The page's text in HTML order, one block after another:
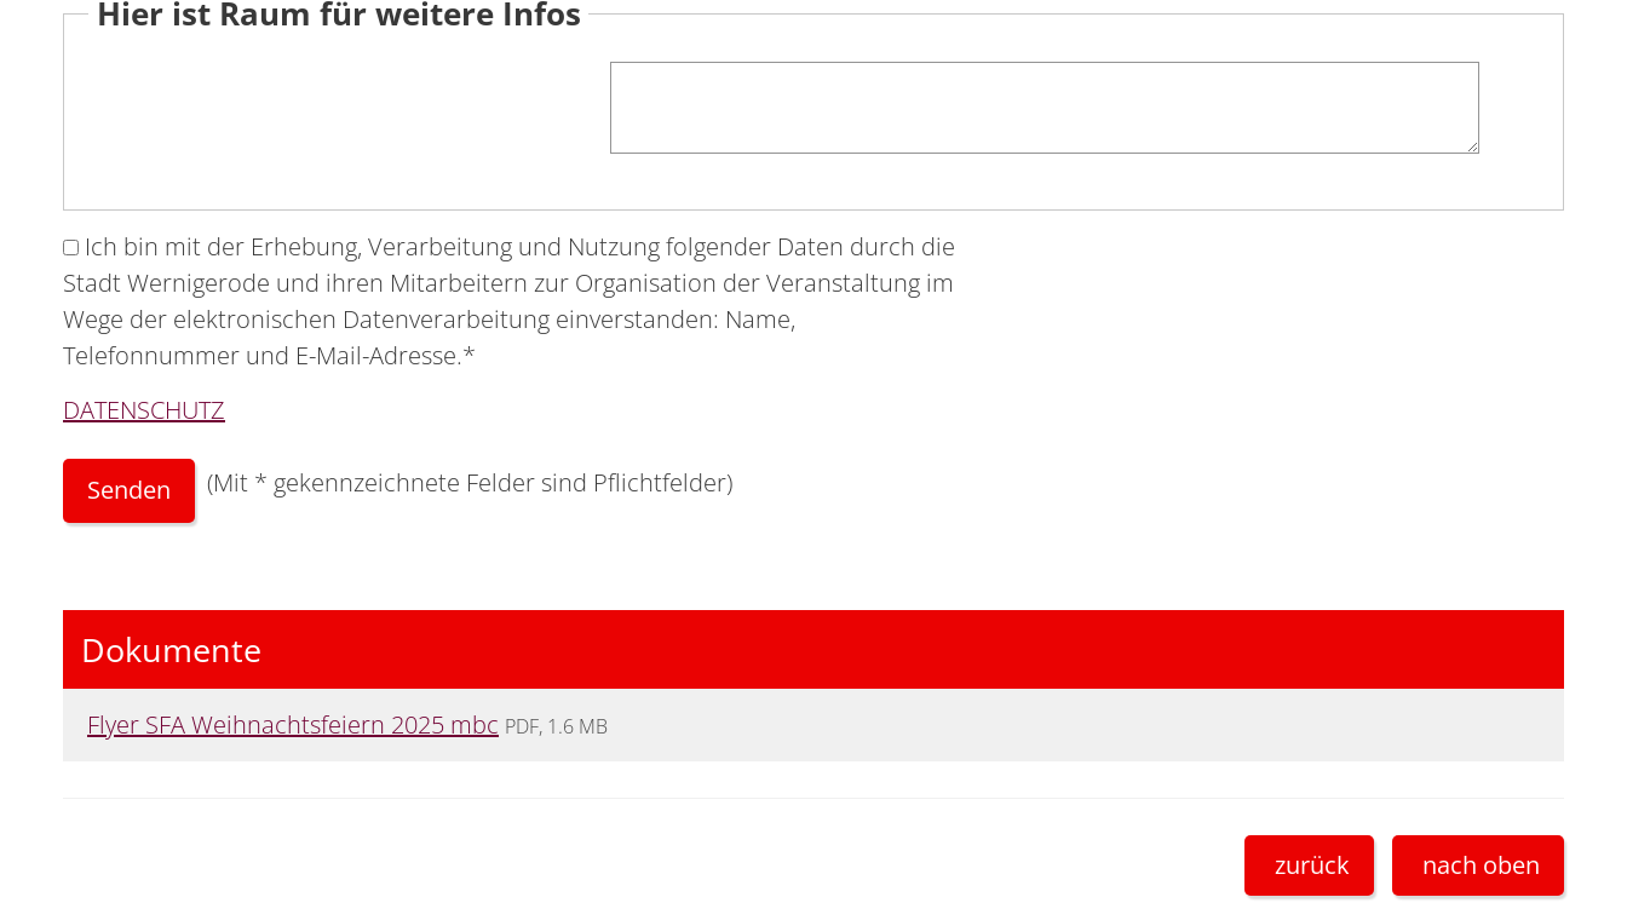
Hier ist Raum für weitere Infos
Ich bin mit der Erhebung, Verarbeitung und Nutzung folgender Daten durch die
Stadt Wernigerode und ihren Mitarbeitern zur Organisation der Veranstaltung im
Wege der elektronischen Datenverarbeitung einverstanden: Name,
Telefonnummer und E-Mail-Adresse.*
DATENSCHUTZ
(Mit * gekennzeichnete Felder sind Pflichtfelder)
Dokumente
Flyer SFA Weihnachtsfeiern 2025 mbc PDF, 1.6 MB
zurück nach oben